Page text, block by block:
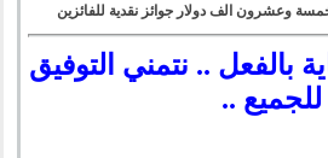
بالفعل .. نتمني التوفيق
للجميع ..